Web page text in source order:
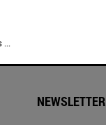
...
NEWSLETTER